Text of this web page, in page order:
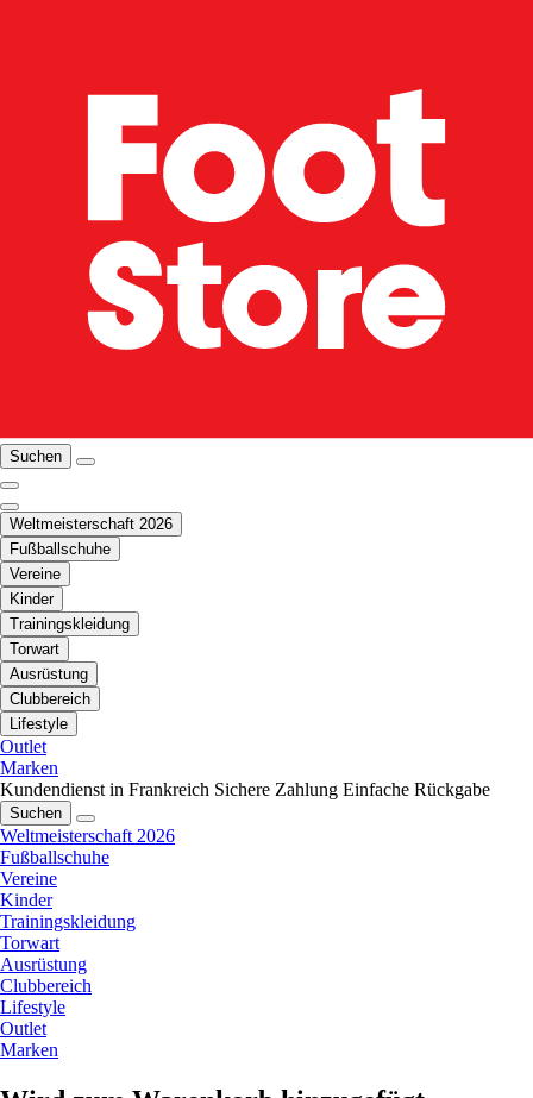
Suchen
Weltmeisterschaft 2026
Fußballschuhe
Vereine
Kinder
Trainingskleidung
Torwart
Ausrüstung
Clubbereich
Lifestyle
Outlet
Marken
Kundendienst in Frankreich Sichere Zahlung Einfache Rückgabe
Suchen
Weltmeisterschaft 2026
Fußballschuhe
Vereine
Kinder
Trainingskleidung
Torwart
Ausrüstung
Clubbereich
Lifestyle
Outlet
Marken